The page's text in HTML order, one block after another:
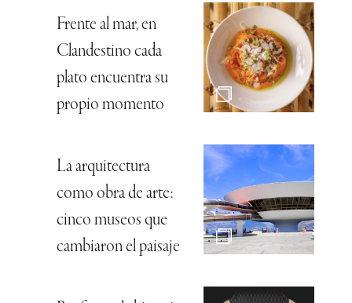
Frente al mar, en
Clandestino cada
plato encuentra su
propio momento
La arquitectura
como obra de arte:
cinco museos que
cambiaron el paisaje